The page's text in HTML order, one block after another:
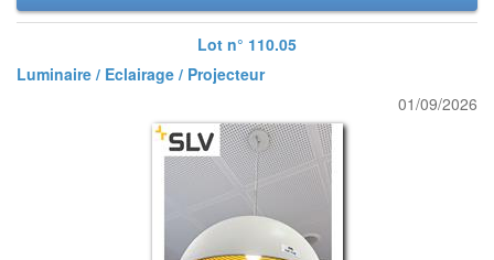
Lot n° 110.05
Luminaire / Eclairage / Projecteur
01/09/2026